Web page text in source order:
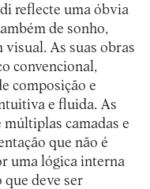
reflecte uma óbvia
de sonho,
visual. As suas obras
convencional,
composição e
e fluida. As
camadas e
que não é
uma lógica interna
que deve ser